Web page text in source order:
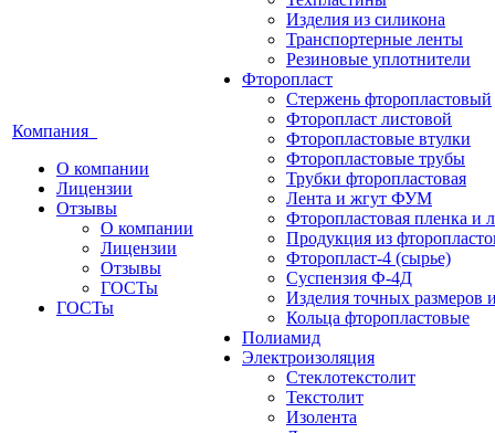
Компания
О компании
Лицензии
Отзывы
О компании
Лицензии
Отзывы
ГОСТы
ГОСТы
Изделия из силикона
Транспортерные ленты
Резиновые уплотнители
Фторопласт
Стержень фторопластовый
Фторопласт листовой
Фторопластовые втулки
Фторопластовые трубы
Трубки фторопластовая
Лента и жгут ФУМ
Фторопластовая пленка и
Продукция из
Фторопласт-4 (сырье)
Суспензия Ф-4Д
Изделия точных размеров
Кольца фторопластовые
Полиамид
Электроизоляция
Стеклотекстолит
Текстолит
Изолента